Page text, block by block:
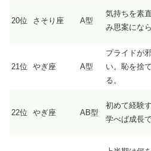
20位 さそり座 A型
気持ちを素
み思案にな
21位 やぎ座 A型
プライドが
い。恥を捨
る。
22位 やぎ座 AB型
初めて経験
学べば成長